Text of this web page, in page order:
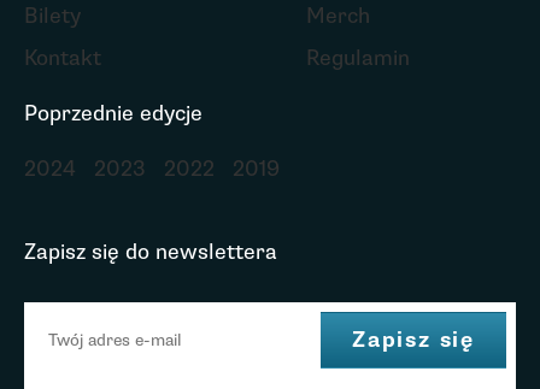
Bilety
Kontakt
Merch
Regulamin
Poprzednie edycje
2024 2023 2022 2019
Zapisz się do newslettera